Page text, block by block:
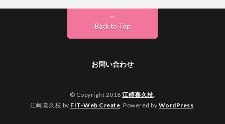
Back to Top
お問い合わせ
© Copyright 2018江崎喜久枝.
江崎喜久枝 by FIT-Web Create. Powered by WordPress.